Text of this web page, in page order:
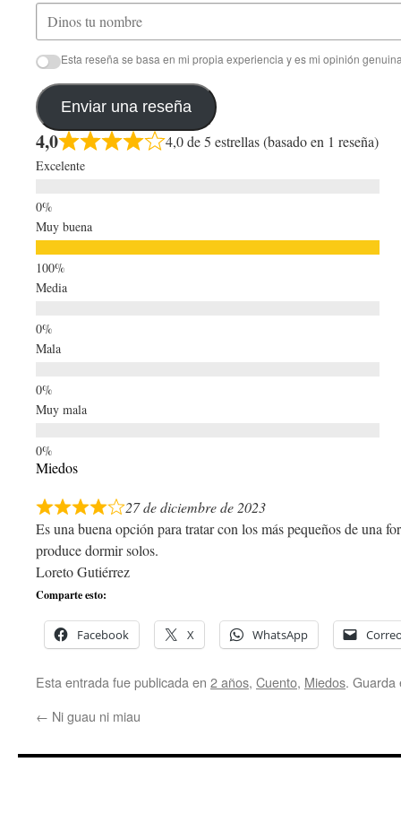
Esta reseña se basa en mi propia experiencia y es mi opinión
Enviar una reseña
4,0 4,0 de 5 estrellas (basado en 1 reseña)
Excelente
Muy buena
Media
Mala
Muy mala
Miedos
27 de diciembre de 2023
Es una buena opción para tratar con los más pequeños de una
produce dormir solos.
Loreto Gutiérrez
Comparte esto:
Facebook X WhatsApp
Esta entrada fue publicada en 2 años, Cuento, Miedos.
← Ni guau ni miau